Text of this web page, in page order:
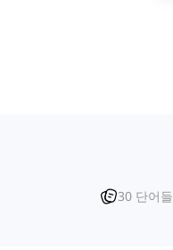
30 단어들